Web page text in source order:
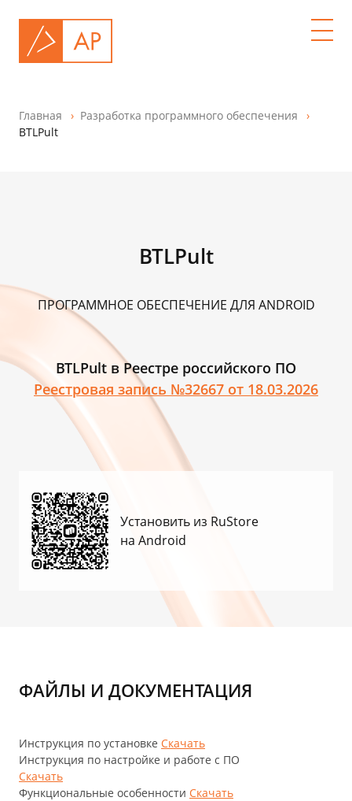
Главная
Разработка программного обеспечения
BTLPult
BTLPult
ПРОГРАММНОЕ ОБЕСПЕЧЕНИЕ ДЛЯ ANDROID
BTLPult в Реестре российского ПО
Реестровая запись №32667 от 18.03.2026
Установить из RuStore
на Android
ФАЙЛЫ И ДОКУМЕНТАЦИЯ
Инструкция по установке Скачать
Инструкция по настройке и работе с ПО
Скачать
Функциональные особенности Скачать